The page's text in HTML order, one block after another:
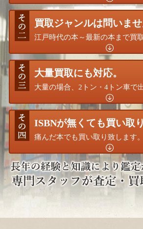
買取ジャンルは問いませ
江戸時代の本～最新の本まで買取
大量買取にも対応。
大量の場合、2トン・4トン車で
ISBNが無くても買い取り
痛んだ本でも買い取り致します。